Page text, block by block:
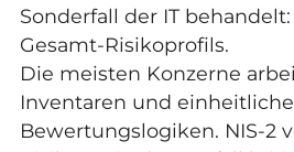
Sonderfall der IT
Gesamt-Risikoprofils.
Die meisten Konzerne
Inventaren und
Bewertungslogiken. NIS-2